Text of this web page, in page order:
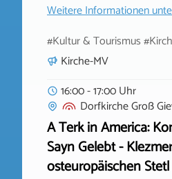
Weitere Informationen
#Kultur & Tourismus
Kirche-MV
16:00 - 17:00 Uhr
Dorfkirche Groß
A Terk in America:
Sayn Gelebt -
osteuropäischen